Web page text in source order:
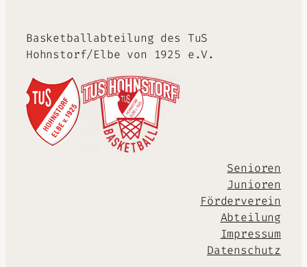
Basketballabteilung des TuS
Hohnstorf/Elbe von 1925 e.V.
Senioren
Junioren
Förderverein
Abteilung
Impressum
Datenschutz